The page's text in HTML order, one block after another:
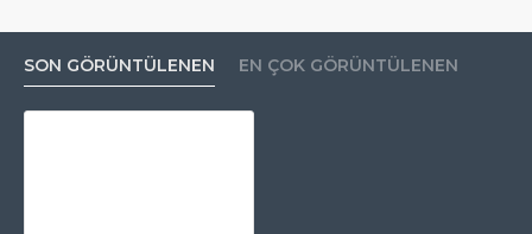
SON GÖRÜNTÜLENEN EN ÇOK GÖRÜNTÜLENEN